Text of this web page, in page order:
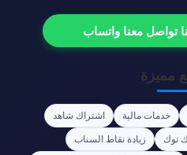
تواصل معنا واتساب
مميزة
خدمات مالية
اشتراك شاهد
توك
زيادة نقاط السناب